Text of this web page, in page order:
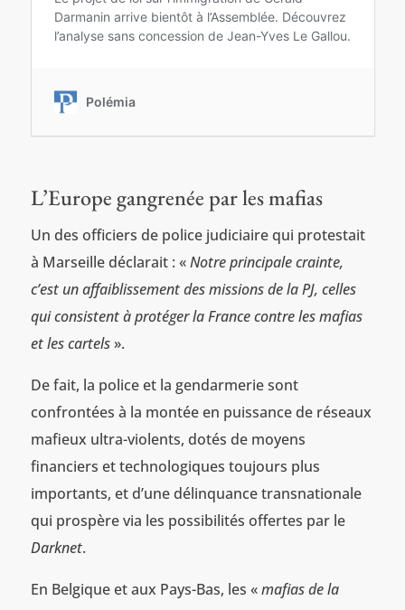
L’Europe gangrenée par les mafias
Un des officiers de police judiciaire qui protestait
à Marseille déclarait : «Notre principale crainte,
c’est un affaiblissement des missions de la PJ, celles
qui consistent à protéger la France contre les mafias
et les cartels».
De fait, la police et la gendarmerie sont
confrontées à la montée en puissance de réseaux
mafieux ultra-violents, dotés de moyens
financiers et technologiques toujours plus
importants, et d’une délinquance transnationale
qui prospère via les possibilités offertes par le
Darknet.
En Belgique et aux Pays-Bas, les «mafias de la